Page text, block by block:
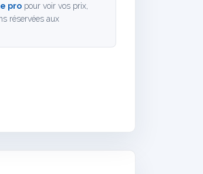
pro pour voir vos prix,
réservées aux